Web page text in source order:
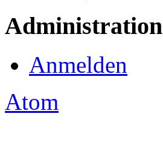
Administration
Anmelden
Atom